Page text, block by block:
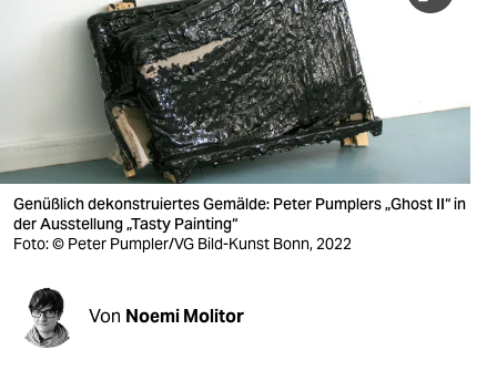
wahrheit
verlag
verlag
veranstaltungen
shop
fragen & hilfe
Genüßlich dekonstruiertes Gemälde: Peter Pumplers „Ghost II“ in
der Ausstellung „Tasty Painting“
Foto: © Peter Pumpler/VG Bild-Kunst Bonn, 2022
Von Noemi Molitor